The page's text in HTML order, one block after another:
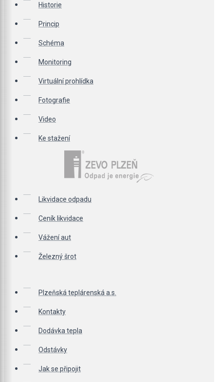
Historie
Princip
Schéma
Monitoring
Virtuální prohlídka
Fotografie
Video
Ke stažení
Likvidace odpadu
Ceník likvidace
Vážení aut
Železný šrot
Plzeňská teplárenská a.s.
Kontakty
Dodávka tepla
Odstávky
Jak se připojit